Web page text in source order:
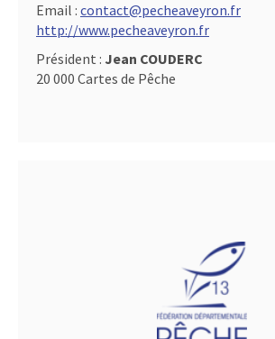
Email : contact@pecheaveyron.fr
http://www.pecheaveyron.fr
Président : Jean COUDERC
20 000 Cartes de Pêche